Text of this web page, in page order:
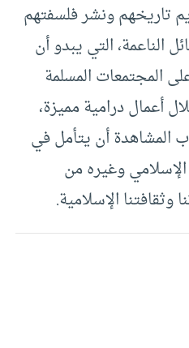
تاريخهم ونشر فلسفتهم
الناعمة، التي يبدو أن
المجتمعات المسلمة
أعمال درامية مميزة،
المشاهدة أن يتأمل في
الإسلامي وغيره من
وثقافتنا الإسلامية.